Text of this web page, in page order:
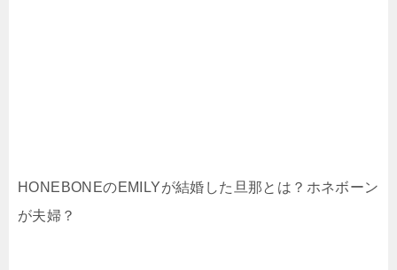
HONEBONEのEMILYが結婚した旦那とは？ホネボーン
が夫婦？